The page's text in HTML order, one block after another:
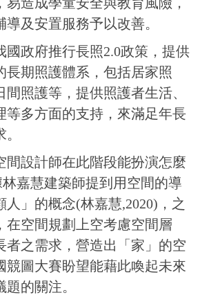
及安置服務予以改善。
國政府推行長照2.0政策，提供
長期照護體系，包括居家照
照護等，提供照護者生活、
等多方面的支持，來滿足年長
間設計師在此階段能扮演怎麼
嘉慧建築師提到用空間的導
人」的概念(林嘉慧,2020)，之
在空間規劃上空考慮空間層
者之需求，營造出「家」的空
競圖大賽盼望能藉此喚起未來
的關注。